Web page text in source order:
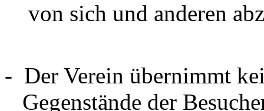
von sich und anderen
- Der Verein übernimmt
Gegenstände der